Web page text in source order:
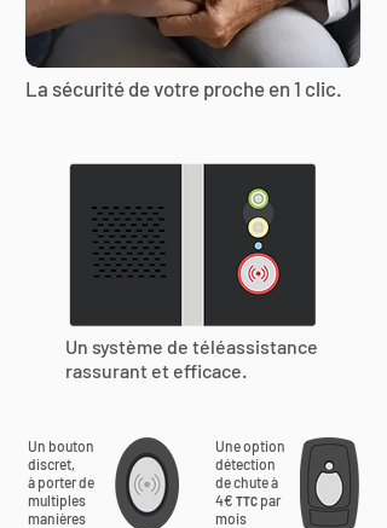
La sécurité de votre proche en 1 clic.
Un système de téléassistance
rassurant et efficace.
Un bouton
discret,
à porter de
multiples
manières
Une option
détection
de chute à
4€ TTC par
mois